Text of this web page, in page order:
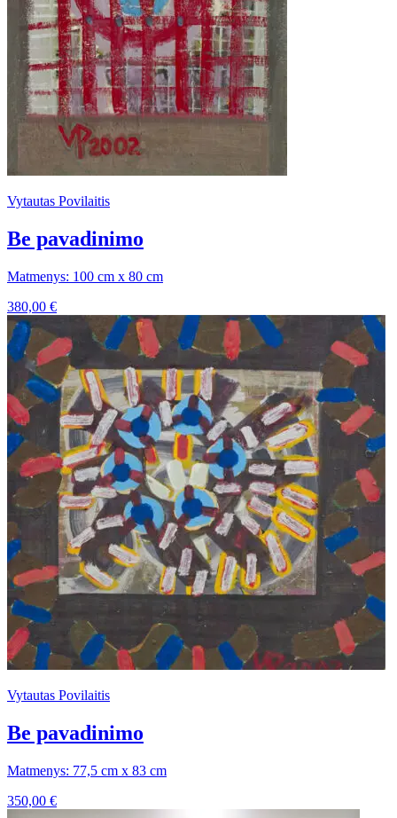
Vytautas Povilaitis
Be pavadinimo
Matmenys: 100 cm x 80 cm
380,00 €
Vytautas Povilaitis
Be pavadinimo
Matmenys: 77,5 cm x 83 cm
350,00 €